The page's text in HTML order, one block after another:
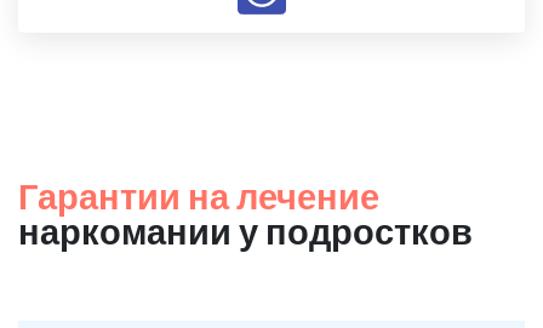
Гарантии на лечение
наркомании у подростков